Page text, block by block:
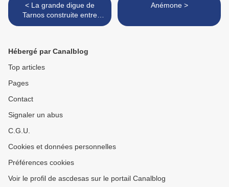
< La grande digue de
Tarnos construite entre
1962-1966
Anémone >
Hébergé par Canalblog
Top articles
Pages
Contact
Signaler un abus
C.G.U.
Cookies et données personnelles
Préférences cookies
Voir le profil de ascdesas sur le portail Canalblog